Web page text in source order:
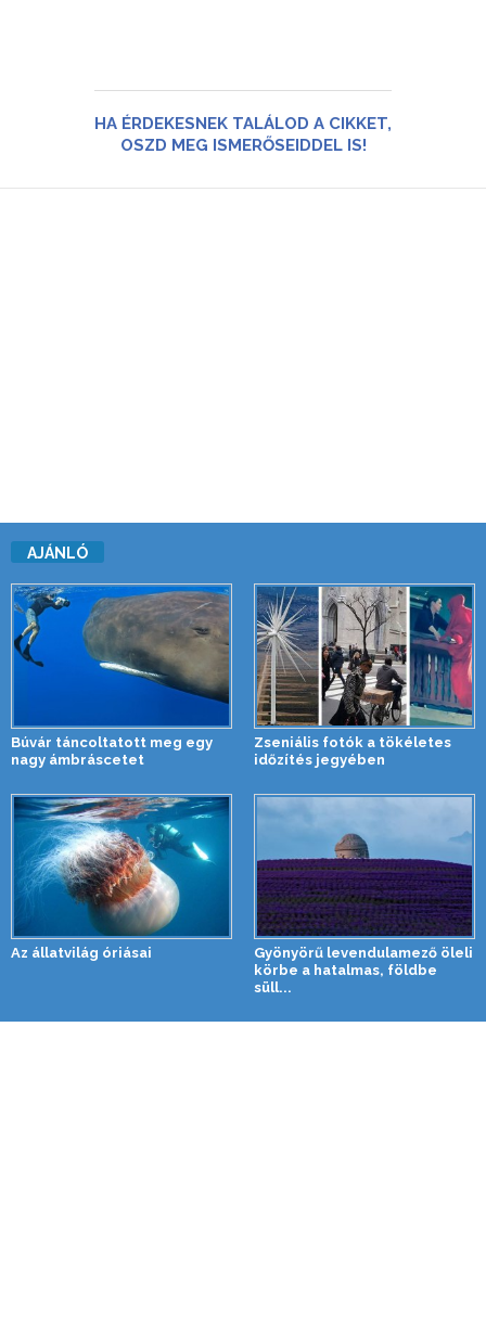
HA ÉRDEKESNEK TALÁLOD A CIKKET,
OSZD MEG ISMERŐSEIDDEL IS!
AJÁNLÓ
Búvár táncoltatott meg egy
nagy ámbráscetet
Zseniális fotók a tökéletes
időzítés jegyében
Az állatvilág óriásai
Gyönyörű levendulamező öleli
körbe a hatalmas, földbe
süll...